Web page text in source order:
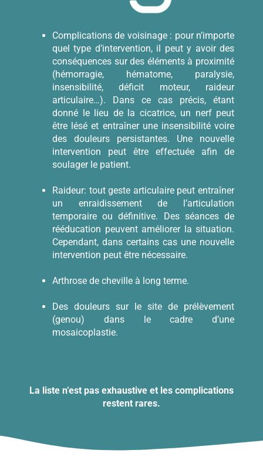
Complications de voisinage : pour n’importe
quel type d’intervention, il peut y avoir des
conséquences sur des éléments à proximité
(hémorragie, hématome, paralysie,
insensibilité, déficit moteur, raideur
articulaire…). Dans ce cas précis, étant
donné le lieu de la cicatrice, un nerf peut
être lésé et entraîner une insensibilité voire
des douleurs persistantes. Une nouvelle
intervention peut être effectuée afin de
soulager le patient.
Raideur: tout geste articulaire peut entraîner
un enraidissement de l’articulation
temporaire ou définitive. Des séances de
rééducation peuvent améliorer la situation.
Cependant, dans certains cas une nouvelle
intervention peut être nécessaire.
Arthrose de cheville à long terme.
Des douleurs sur le site de prélèvement
(genou) dans le cadre d’une
mosaicoplastie.
La liste n’est pas exhaustive et les complications
restent rares.